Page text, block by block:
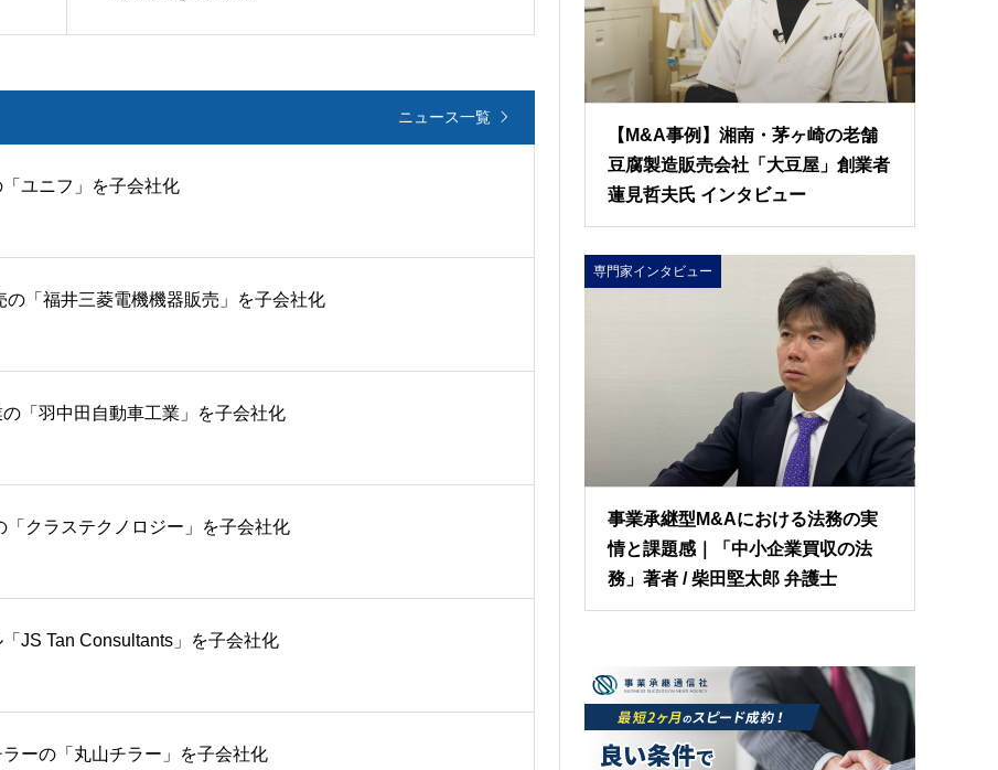
ニュース一覧
ユニフ」を子会社化
「福井三菱電機機器販売」を子会社化
「羽中田自動車工業」を子会社化
クラステクノロジー」を子会社化
JS Tan Consultants」を子会社化
ーの「丸山チラー」を子会社化
【M&A事例】湘南・茅ヶ崎の老舗
豆腐製造販売会社「大豆屋」創業者
蓮見哲夫氏 インタビュー
専門家インタビュー
事業承継型M&Aにおける法務の実
情と課題感｜「中小企業買収の法
務」著者 / 柴田堅太郎 弁護士